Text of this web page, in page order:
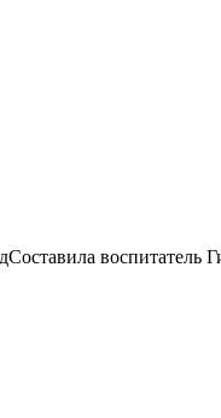
воспитатель